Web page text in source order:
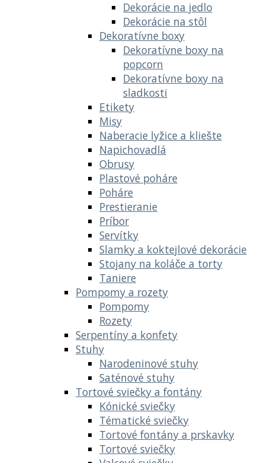
Dekorácie na jedlo
Dekorácie na stôl
Dekoratívne boxy
Dekoratívne boxy na
popcorn
Dekoratívne boxy na
sladkosti
Etikety
Misy
Naberacie lyžice a kliešte
Napichovadlá
Obrusy
Plastové poháre
Poháre
Prestieranie
Príbor
Servítky
Slamky a koktejlové dekorácie
Stojany na koláče a torty
Taniere
Pompomy a rozety
Pompomy
Rozety
Serpentíny a konfety
Stuhy
Narodeninové stuhy
Saténové stuhy
Tortové sviečky a fontány
Kónické sviečky
Tématické sviečky
Tortové fontány a prskavky
Tortové sviečky